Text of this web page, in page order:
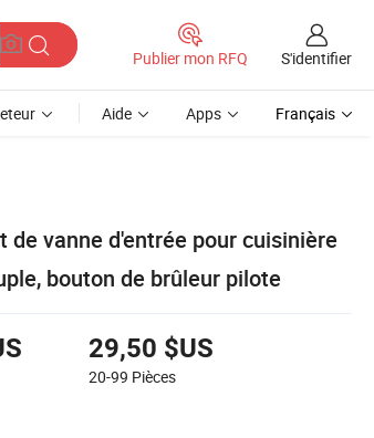
Publier mon RFQ S'identifier
Aide Apps Français
de vanne d'entrée pour cuisinière
bouton de brûleur pilote
29,50 $US
20-99 Pièces